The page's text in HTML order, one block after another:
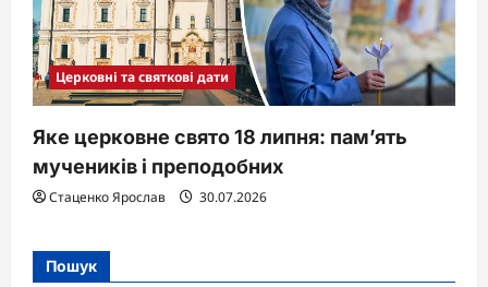
Церковні та святкові дати
Яке церковне свято 18 липня: пам’ять
мучеників і преподобних
Стаценко Ярослав 30.07.2026
Пошук